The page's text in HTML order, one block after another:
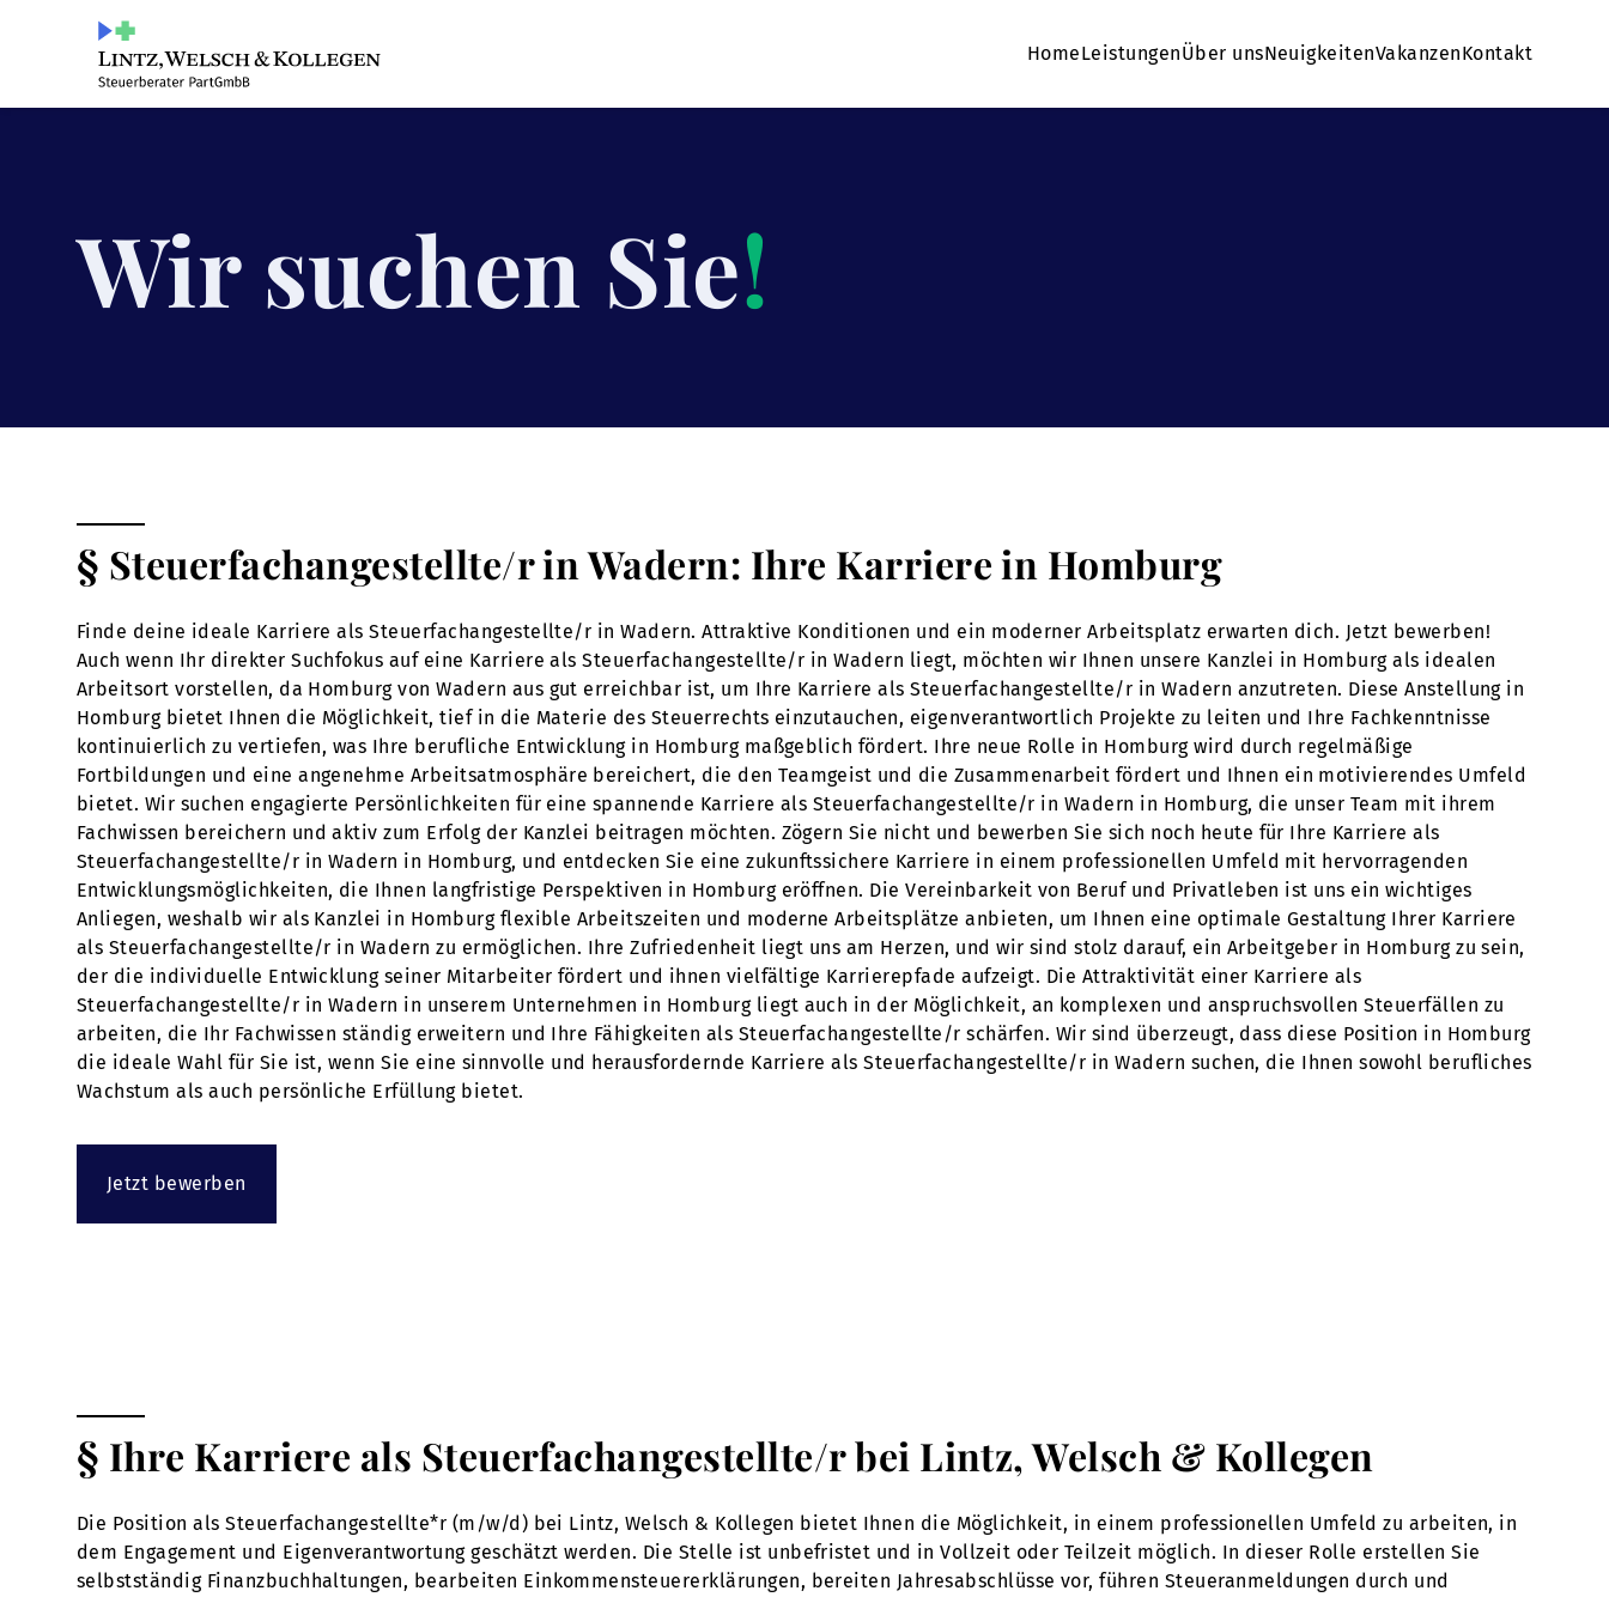
HomeLeistungenÜber unsNeuigkeitenVakanzenKontakt
Wir suchen Sie!
§ Steuerfachangestellte/r in Wadern: Ihre Karriere in Homburg
Finde deine ideale Karriere als Steuerfachangestellte/r in Wadern. Attraktive Konditionen und ein moderner Arbeitsplatz erwarten dich. Jetzt bewerben!
Auch wenn Ihr direkter Suchfokus auf eine Karriere als Steuerfachangestellte/r in Wadern liegt, möchten wir Ihnen unsere Kanzlei in Homburg als idealen
Arbeitsort vorstellen, da Homburg von Wadern aus gut erreichbar ist, um Ihre Karriere als Steuerfachangestellte/r in Wadern anzutreten. Diese Anstellung in
Homburg bietet Ihnen die Möglichkeit, tief in die Materie des Steuerrechts einzutauchen, eigenverantwortlich Projekte zu leiten und Ihre Fachkenntnisse
kontinuierlich zu vertiefen, was Ihre berufliche Entwicklung in Homburg maßgeblich fördert. Ihre neue Rolle in Homburg wird durch regelmäßige
Fortbildungen und eine angenehme Arbeitsatmosphäre bereichert, die den Teamgeist und die Zusammenarbeit fördert und Ihnen ein motivierendes Umfeld
bietet. Wir suchen engagierte Persönlichkeiten für eine spannende Karriere als Steuerfachangestellte/r in Wadern in Homburg, die unser Team mit ihrem
Fachwissen bereichern und aktiv zum Erfolg der Kanzlei beitragen möchten. Zögern Sie nicht und bewerben Sie sich noch heute für Ihre Karriere als
Steuerfachangestellte/r in Wadern in Homburg, und entdecken Sie eine zukunftssichere Karriere in einem professionellen Umfeld mit hervorragenden
Entwicklungsmöglichkeiten, die Ihnen langfristige Perspektiven in Homburg eröffnen. Die Vereinbarkeit von Beruf und Privatleben ist uns ein wichtiges
Anliegen, weshalb wir als Kanzlei in Homburg flexible Arbeitszeiten und moderne Arbeitsplätze anbieten, um Ihnen eine optimale Gestaltung Ihrer Karriere
als Steuerfachangestellte/r in Wadern zu ermöglichen. Ihre Zufriedenheit liegt uns am Herzen, und wir sind stolz darauf, ein Arbeitgeber in Homburg zu sein,
der die individuelle Entwicklung seiner Mitarbeiter fördert und ihnen vielfältige Karrierepfade aufzeigt. Die Attraktivität einer Karriere als
Steuerfachangestellte/r in Wadern in unserem Unternehmen in Homburg liegt auch in der Möglichkeit, an komplexen und anspruchsvollen Steuerfällen zu
arbeiten, die Ihr Fachwissen ständig erweitern und Ihre Fähigkeiten als Steuerfachangestellte/r schärfen. Wir sind überzeugt, dass diese Position in Homburg
die ideale Wahl für Sie ist, wenn Sie eine sinnvolle und herausfordernde Karriere als Steuerfachangestellte/r in Wadern suchen, die Ihnen sowohl berufliches
Wachstum als auch persönliche Erfüllung bietet.
Jetzt bewerben
§ Ihre Karriere als Steuerfachangestellte/r bei Lintz, Welsch & Kollegen
Die Position als Steuerfachangestellte*r (m/w/d) bei Lintz, Welsch & Kollegen bietet Ihnen die Möglichkeit, in einem professionellen Umfeld zu arbeiten, in
dem Engagement und Eigenverantwortung geschätzt werden. Die Stelle ist unbefristet und in Vollzeit oder Teilzeit möglich. In dieser Rolle erstellen Sie
selbstständig Finanzbuchhaltungen, bearbeiten Einkommensteuererklärungen, bereiten Jahresabschlüsse vor, führen Steueranmeldungen durch und